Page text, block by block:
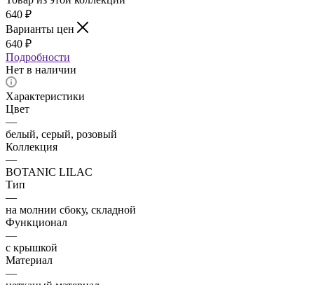
640 ₽
Варианты цен
640 ₽
Подробности
Нет в наличии
Характеристики
Цвет
—
белый, серый, розовый
Коллекция
—
BOTANIC LILAC
Тип
—
на молнии сбоку, складной
Функционал
—
с крышкой
Материал
—